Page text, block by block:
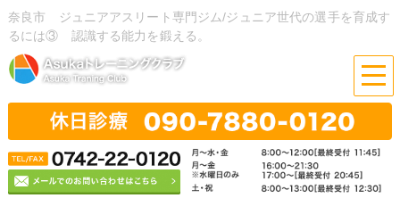
奈良市 ジュニアアスリート専門ジム/ジュニア世代の選手を育成す
るには③ 認識する能力を鍛える。